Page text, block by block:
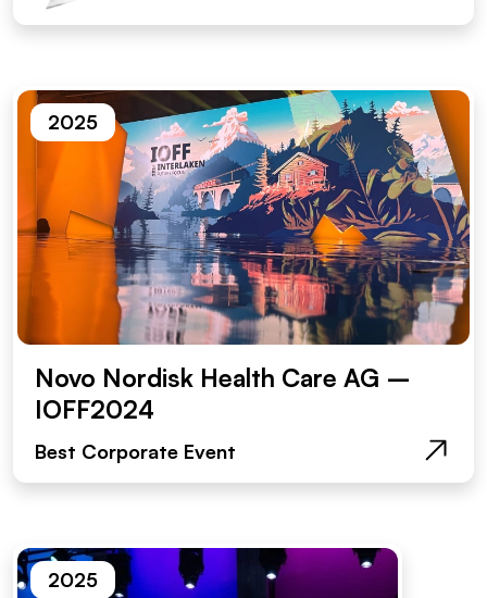
2025
Novo Nordisk Health Care AG –
IOFF2024
Best Corporate Event
2025